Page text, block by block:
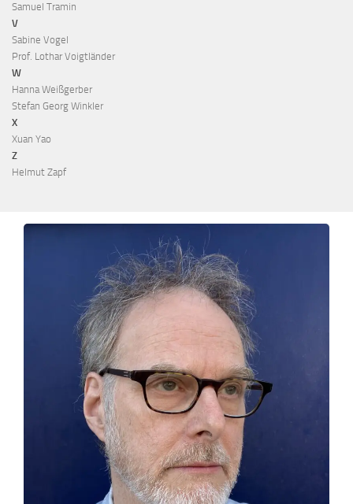
Samuel Tramin
V
Sabine Vogel
Prof. Lothar Voigtländer
W
Hanna Weißgerber
Stefan Georg Winkler
X
Xuan Yao
Z
Helmut Zapf